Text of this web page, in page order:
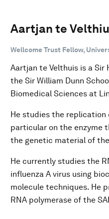
Aartjan te
Wellcome Trust Fellow,
Aartjan te Velthuis is a Sir
the Sir William Dunn
Biomedical Sciences at
He studies the replication
particular on the enzyme
the genetic material of
He currently studies the
influenza A virus using
molecule techniques. He
RNA polymerase of the